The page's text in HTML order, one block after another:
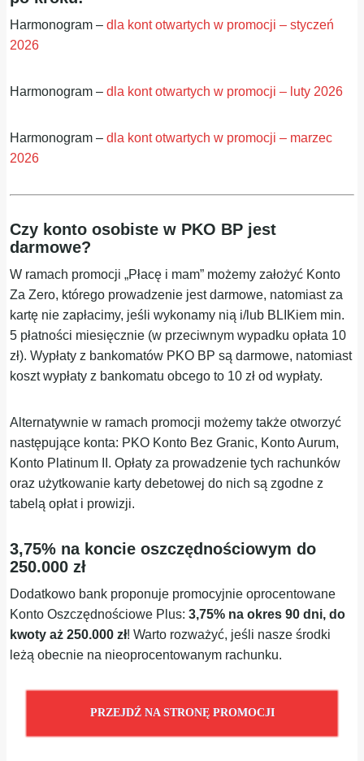
Harmonogram –dla kont otwartych w promocji – styczeń
2026
Harmonogram –dla kont otwartych w promocji – luty 2026
Harmonogram –dla kont otwartych w promocji – marzec
2026
Czy konto osobiste w PKO BP jest
darmowe?
W ramach promocji „Płacę i mam” możemy założyć Konto
Za Zero, którego prowadzenie jest darmowe, natomiast za
kartę nie zapłacimy, jeśli wykonamy nią i/lub BLIKiem min.
5 płatności miesięcznie (w przeciwnym wypadku opłata 10
zł). Wypłaty z bankomatów PKO BP są darmowe, natomiast
koszt wypłaty z bankomatu obcego to 10 zł od wypłaty.
Alternatywnie w ramach promocji możemy także otworzyć
następujące konta: PKO Konto Bez Granic, Konto Aurum,
Konto Platinum II. Opłaty za prowadzenie tych rachunków
oraz użytkowanie karty debetowej do nich są zgodne z
tabelą opłat i prowizji.
3,75% na koncie oszczędnościowym do
250.000 zł
Dodatkowo bank proponuje promocyjnie oprocentowane
Konto Oszczędnościowe Plus:3,75% na okres 90 dni, do
kwoty aż 250.000 zł! Warto rozważyć, jeśli nasze środki
leżą obecnie na nieoprocentowanym rachunku.
PRZEJDŹ NA STRONĘ PROMOCJI